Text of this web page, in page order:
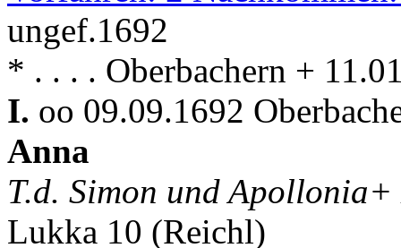
ungef.1692
* . . . . Oberbachern +
I. oo 09.09.1692
Anna
T.d. Simon und
Lukka 10 (Reichl)